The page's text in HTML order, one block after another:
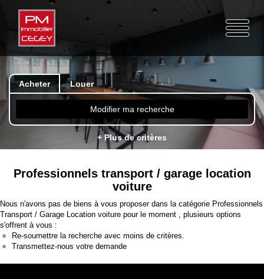
Acheter Louer
Modifier ma recherche
+ Plus de critères
Professionnels transport / garage location
voiture
Nous n'avons pas de biens à vous proposer dans la catégorie Professionnels
Transport / Garage Location voiture pour le moment , plusieurs options
s'offrent à vous :
Re-soumettre la recherche avec moins de critères.
Transmettez-nous votre demande